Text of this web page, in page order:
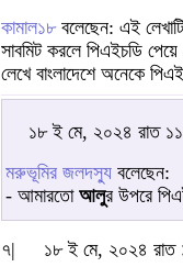
কামাল১৮বলেছেন: এই
সাবমিট করলে পিএইচডি
লেখে বাংলাদেশে অনেকে
১৮ ই মে, ২০২৪ রাত
মরুভূমির জলদস্যু বলেছেন:
- আমারতো আলুর উপরে
৭|
১৮ ই মে, ২০২৪ রাত